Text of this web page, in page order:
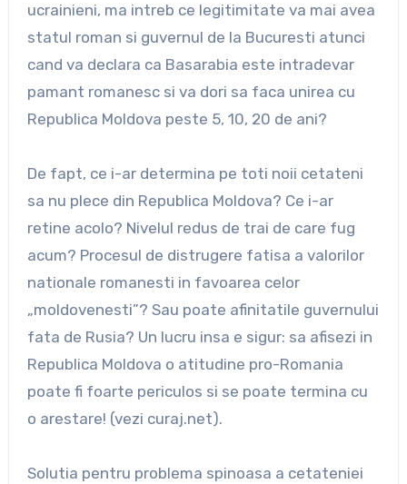
ucrainieni, ma intreb ce legitimitate va mai avea
statul roman si guvernul de la Bucuresti atunci
cand va declara ca Basarabia este intradevar
pamant romanesc si va dori sa faca unirea cu
Republica Moldova peste 5, 10, 20 de ani?
De fapt, ce i-ar determina pe toti noii cetateni
sa nu plece din Republica Moldova? Ce i-ar
retine acolo? Nivelul redus de trai de care fug
acum? Procesul de distrugere fatisa a valorilor
nationale romanesti in favoarea celor
„moldovenesti”? Sau poate afinitatile guvernului
fata de Rusia? Un lucru insa e sigur: sa afisezi in
Republica Moldova o atitudine pro-Romania
poate fi foarte periculos si se poate termina cu
o arestare! (vezi curaj.net).
Solutia pentru problema spinoasa a cetateniei